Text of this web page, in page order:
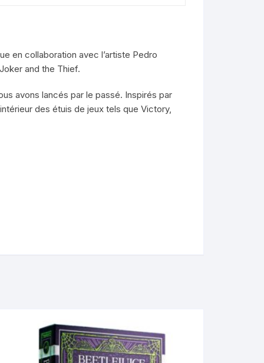
en collaboration avec l’artiste Pedro
and the Thief.
avons lancés par le passé. Inspirés par
des étuis de jeux tels que Victory,